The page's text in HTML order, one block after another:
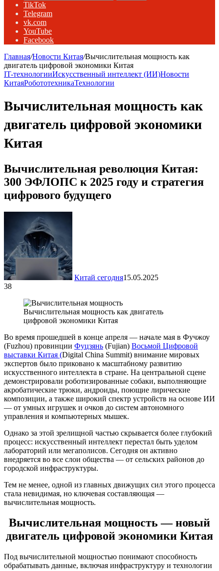
TikTok
Telegram
vk.com
YouTube
Facebook
Главная/Новости Китая/Вычислительная мощность как
двигатель цифровой экономики Китая
IT-технологииИскусственный интеллект (ИИ)Новости
КитаяРобототехникаТехнологии
Вычислительная мощность как
двигатель цифровой экономики
Китая
Вычислительная революция Китая:
300 ЭФЛОПС к 2025 году и стратегия
цифрового будущего
Китай сегодня15.05.2025
38
Вычислительная мощность как двигатель
цифровой экономики Китая
Во время прошедшей в конце апреля — начале мая в Фучжоу
(Fuzhou) провинции Фуцзянь (Fujian) Восьмой Цифровой
выставки Китая (Digital China Summit) внимание мировых
экспертов было приковано к масштабному развитию
искусственного интеллекта в стране. На центральной сцене
демонстрировали роботизированные собаки, выполняющие
акробатические трюки, андроиды, поющие лирические
композиции, а также широкий спектр устройств на основе ИИ
— от умных игрушек и очков до систем автономного
управления и компьютерных мышек.
Однако за этой зрелищной частью скрывается более глубокий
процесс: искусственный интеллект перестал быть уделом
лабораторий или мегаполисов. Сегодня он активно
внедряется во все слои общества — от сельских районов до
городской инфраструктуры.
Тем не менее, одной из главных движущих сил этого процесса
стала невидимая, но ключевая составляющая —
вычислительная мощность.
Вычислительная мощность — новый
двигатель цифровой экономики Китая
Под вычислительной мощностью понимают способность
обрабатывать данные, включая инфраструктуру и технологии